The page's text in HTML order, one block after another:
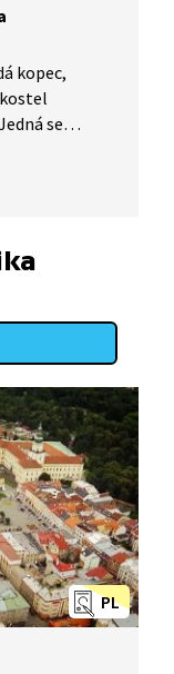
kopec,
se
Velmi
je stavba
zcela
PL